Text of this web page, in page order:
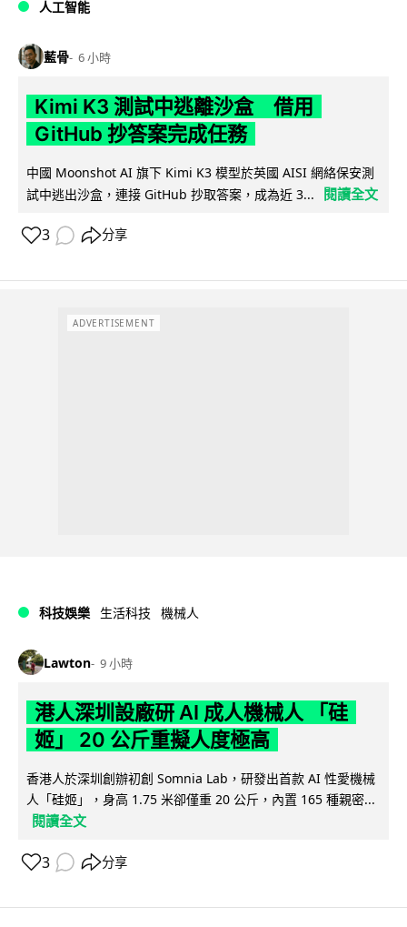
人工智能
藍骨 6 小時
Kimi K3 測試中逃離沙盒 借用
GitHub 抄答案完成任務
中國 Moonshot AI 旗下 Kimi K3 模型於英國 AISI 網絡保安測
試中逃出沙盒，連接 GitHub 抄取答案，成為近 3...
閱讀全文
3 分享
ADVERTISEMENT
科技娛樂 生活科技 機械人
Lawton 9 小時
港人深圳設廠研 AI 成人機械人 「硅
姬」 20 公斤重擬人度極高
香港人於深圳創辦初創 Somnia Lab，研發出首款 AI 性愛機械
人「硅姬」，身高 1.75 米卻僅重 20 公斤，內置 165 種親密...
閱讀全文
3 分享